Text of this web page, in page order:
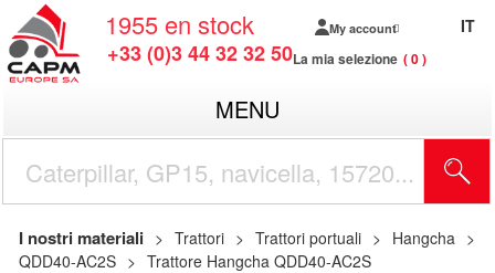
1955 en stock
+33 (0)3 44 32 32 50
My account
La mia selezione 0
IT
MENU
I nostri materiali Trattori Trattori portuali
Hangcha
QDD40-AC2S
Trattore Hangcha QDD40-AC2S